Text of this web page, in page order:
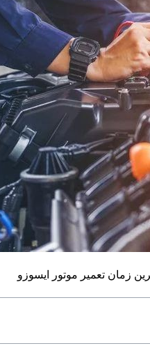
زمان تعمیر موتور ایسوزو